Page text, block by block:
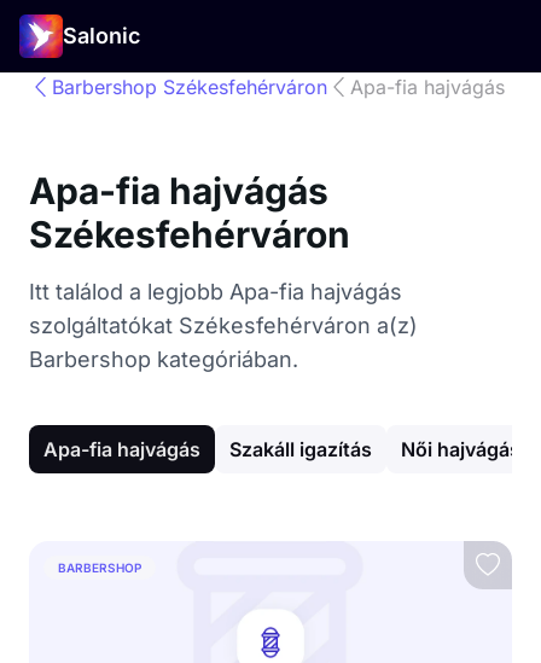
Salonic
Barbershop Székesfehérváron Apa-fia hajvágás
Apa-fia hajvágás
Székesfehérváron
Itt találod a legjobb Apa-fia hajvágás
szolgáltatókat Székesfehérváron a(z)
Barbershop kategóriában.
Apa-fia hajvágás Szakáll igazítás Női hajvágás
BARBERSHOP